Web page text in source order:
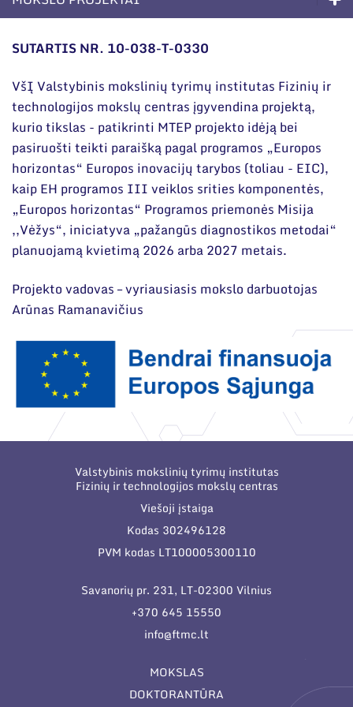
organizacijose bei asociacijose
Moksliniai skyriai
Mokslinės publikacijos
Mokslo projektai
Patentai
Mokslo renginiai
Informacija moksleiviams ir mokytojams
Nuo moksleivio iki mokslininko
SUTARTIS NR. 10-038-T-0330
VšĮ Valstybinis mokslinių tyrimų institutas Fizinių ir
technologijos mokslų centras įgyvendina projektą,
kurio tikslas - patikrinti MTEP projekto idėją bei
pasiruošti teikti paraišką pagal programos „Europos
horizontas“ Europos inovacijų tarybos (toliau - EIC),
kaip EH programos III veiklos srities komponentės,
„Europos horizontas“ Programos priemonės Misija
,,Vėžys“, iniciatyva „pažangūs diagnostikos metodai“
planuojamą kvietimą 2026 arba 2027 metais.
Projekto vadovas – vyriausiasis mokslo darbuotojas
Arūnas Ramanavičius
Valstybinis mokslinių tyrimų institutas
Fizinių ir technologijos mokslų centras
Viešoji įstaiga
Kodas 302496128
PVM kodas LT100005300110
Savanorių pr. 231, LT-02300 Vilnius
+370 645 15550
info@ftmc.lt
MOKSLAS
DOKTORANTŪRA